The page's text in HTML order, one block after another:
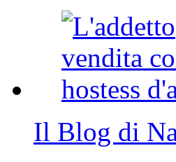
Il Blog di